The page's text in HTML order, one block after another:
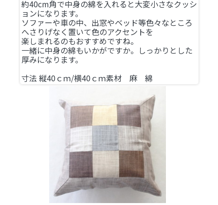
約40cm角で中身の綿を入れると大変小さなクッシ
ョンになります。
ソファーや車の中、出窓やベッド等色々なところ
へさりげなく置いて色のアクセントを
楽しまれるのもおすすめですね。
一緒に中身の綿もいかがですか。しっかりとした
厚みになります。
寸法 縦40ｃｍ/横40ｃｍ素材 麻 綿